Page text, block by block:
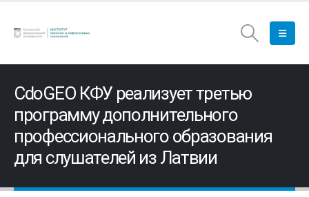
CdoGEO КФУ реализует третью
программу дополнительного
профессионального образования
для слушателей из Латвии